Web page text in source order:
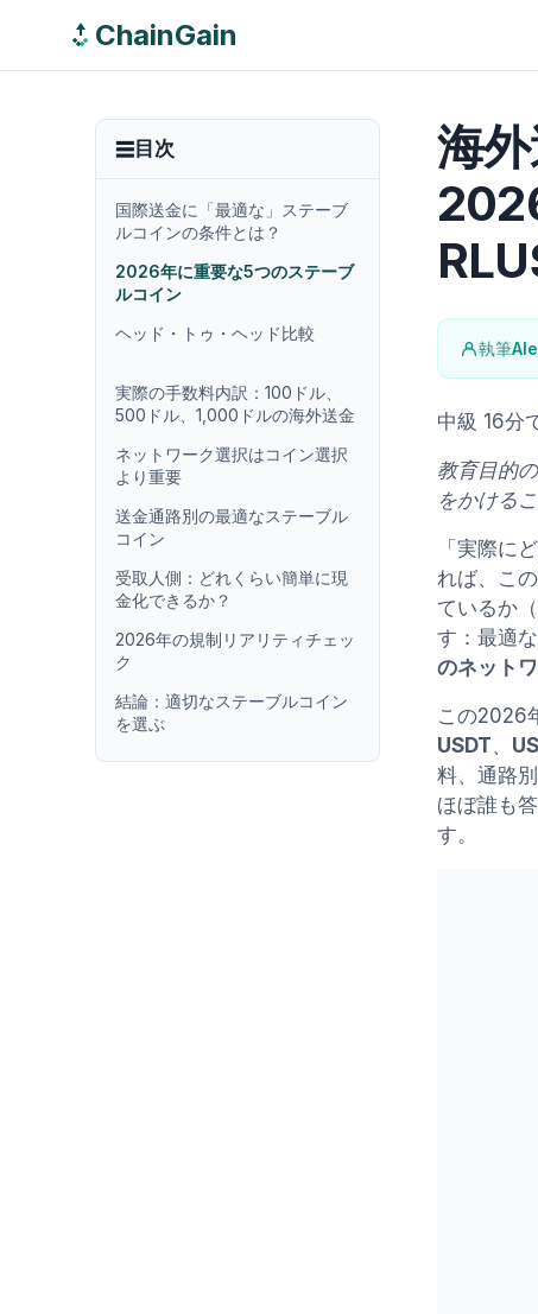
ChainGain
目次
国際送金に「最適な」ステーブ
ルコインの条件とは？
2026年に重要な5つのステーブ
ルコイン
ヘッド・トゥ・ヘッド比較
実際の手数料内訳：100ドル、
500ドル、1,000ドルの海外送金
ネットワーク選択はコイン選択
より重要
送金通路別の最適なステーブル
コイン
受取人側：どれくらい簡単に現
金化できるか？
2026年の規制リアリティチェッ
ク
結論：適切なステーブルコイン
を選ぶ
海
執筆
中級 16分
教育目的
をかける
「実際に
れば、こ
ているか
す：最適
のネット
この2026
USDT、
料、通路
ほぼ誰も
す。